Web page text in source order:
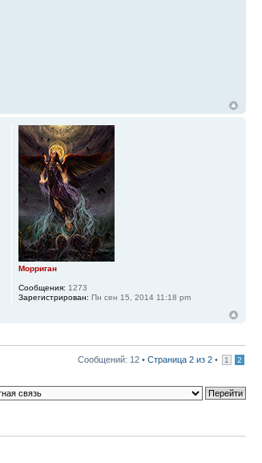
Морриган
Сообщения: 1273
Зарегистрирован: Пн сен 15, 2014 11:18 pm
Сообщений: 12 • Страница 2 из 2 • 1 2